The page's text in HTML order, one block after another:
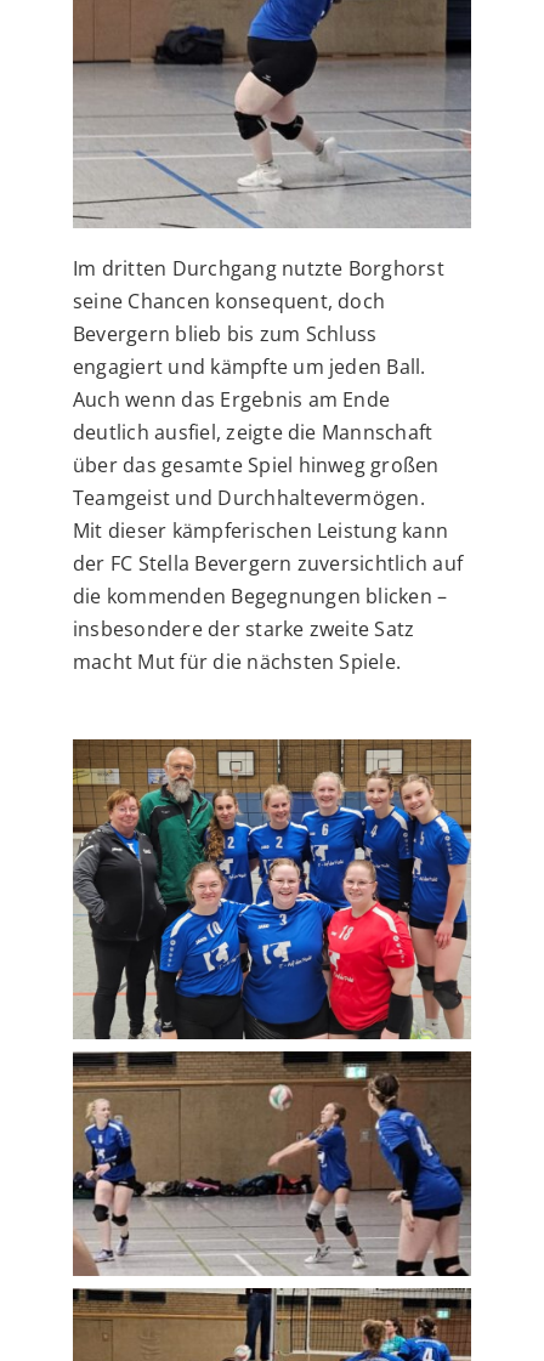
Im dritten Durchgang nutzte Borghorst
seine Chancen konsequent, doch
Bevergern blieb bis zum Schluss
engagiert und kämpfte um jeden Ball.
Auch wenn das Ergebnis am Ende
deutlich ausfiel, zeigte die Mannschaft
über das gesamte Spiel hinweg großen
Teamgeist und Durchhaltevermögen.
Mit dieser kämpferischen Leistung kann
der FC Stella Bevergern zuversichtlich auf
die kommenden Begegnungen blicken –
insbesondere der starke zweite Satz
macht Mut für die nächsten Spiele.